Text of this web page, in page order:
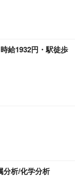
給1932円・駅徒歩
分析/化学分析